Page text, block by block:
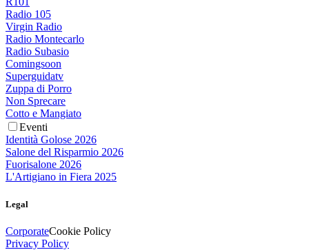
Radio 105
Virgin Radio
Radio Montecarlo
Radio Subasio
Comingsoon
Superguidatv
Zuppa di Porro
Non Sprecare
Cotto e Mangiato
Eventi
Identità Golose 2026
Salone del Risparmio 2026
Fuorisalone 2026
L'Artigiano in Fiera 2025
Legal
CorporateCookie Policy
Privacy Policy